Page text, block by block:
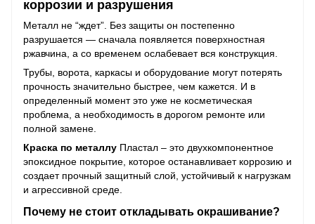
коррозии и разрушения
Металл не “ждет”. Без защиты он постепенно
разрушается — сначала появляется поверхностная
ржавчина, а со временем ослабевает вся конструкция.
Трубы, ворота, каркасы и оборудование могут потерять
прочность значительно быстрее, чем кажется. И в
определенный момент это уже не косметическая
проблема, а необходимость в дорогом ремонте или
полной замене.
Краска по металлу Пластал – это двухкомпонентное
эпоксидное покрытие, которое останавливает коррозию и
создает прочный защитный слой, устойчивый к нагрузкам
и агрессивной среде.
Почему не стоит откладывать окрашивание?